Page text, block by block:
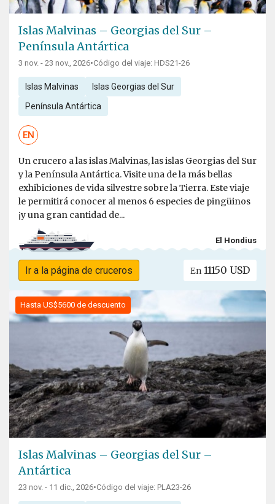
Islas Malvinas – Georgias del Sur –
Península Antártica
3 nov. - 23 nov., 2026•Código del viaje: HDS21-26
Islas Malvinas Islas Georgias del Sur
Península Antártica
EN
Un crucero a las islas Malvinas, las islas Georgias del Sur
y la Península Antártica. Visite una de la más bellas
exhibiciones de vida silvestre sobre la Tierra. Este viaje
le permitirá conocer al menos 6 especies de pingüinos
¡y una gran cantidad de...
El Hondius
Ir a la página de cruceros En 11150 USD
Hasta US$5600 de descuento
Islas Malvinas – Georgias del Sur –
Antártica
23 nov. - 11 dic., 2026•Código del viaje: PLA23-26